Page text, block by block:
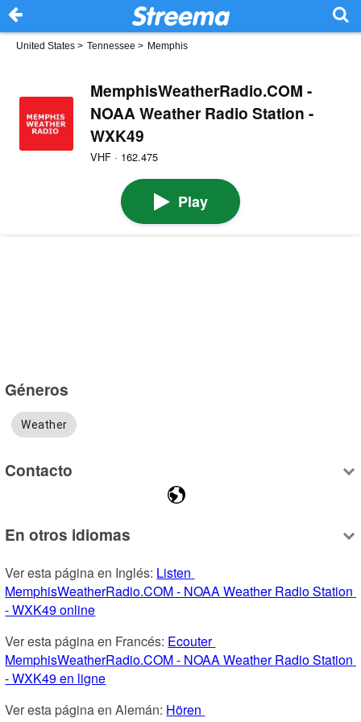
United States > Tennessee > Memphis
MemphisWeatherRadio.COM -
NOAA Weather Radio Station -
WXK49
VHF · 162.475
Play
Géneros
Weather
Contacto
En otros idiomas
Ver esta página en Inglés: Listen
MemphisWeatherRadio.COM - NOAA Weather Radio Station
- WXK49 online
Ver esta página en Francés: Ecouter
MemphisWeatherRadio.COM - NOAA Weather Radio Station
- WXK49 en ligne
Ver esta página en Alemán: Hören